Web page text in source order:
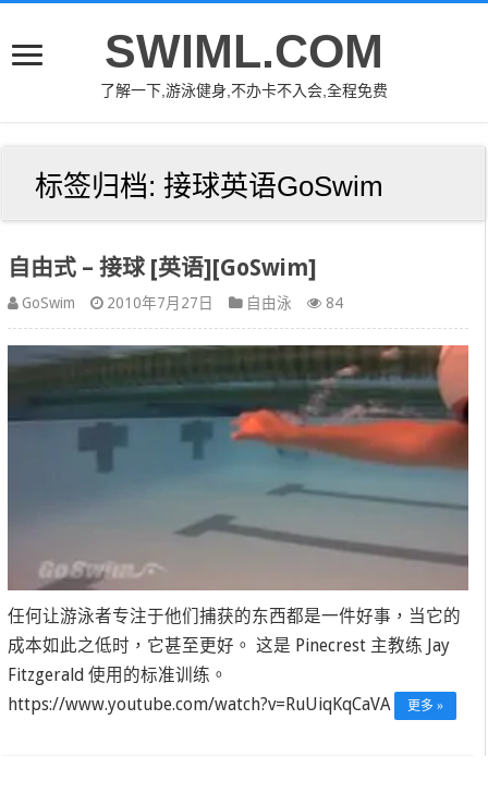
SWIML.COM
了解一下,游泳健身,不办卡不入会,全程免费
标签归档: 接球英语GoSwim
自由式 – 接球 [英语][GoSwim]
GoSwim 2010年7月27日 自由泳 84
任何让游泳者专注于他们捕获的东西都是一件好事，当它的
成本如此之低时，它甚至更好。 这是 Pinecrest 主教练 Jay
Fitzgerald 使用的标准训练。
https://www.youtube.com/watch?v=RuUiqKqCaVA
更多 »